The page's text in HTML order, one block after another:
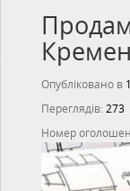
Опубліковано в
Переглядів: 273
Номер